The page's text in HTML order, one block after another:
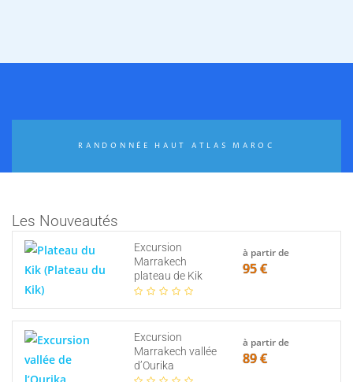
RANDONNÉE HAUT ATLAS MAROC
Les Nouveautés
Excursion
Marrakech
plateau de Kik
à partir de
95 €
Excursion
Marrakech vallée
d’Ourika
à partir de
89 €